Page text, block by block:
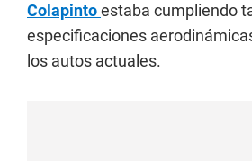
Colapintoestaba cumpliendo
especificaciones
los autos actuales.